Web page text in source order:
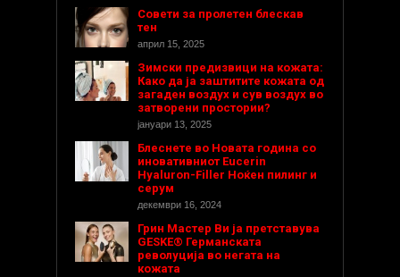
Совети за пролетен блескав
тен
април 15, 2025
Зимски предизвици на кожата:
Како да ја заштитите кожата од
загаден воздух и сув воздух во
затворени простории?
јануари 13, 2025
Блеснете во Новата година со
иновативниот Eucerin
Hyaluron-Filler Ноќен пилинг и
серум
декември 16, 2024
Грин Мастер Ви ја претставува
GESKE® Германската
револуција во негата на
кожата